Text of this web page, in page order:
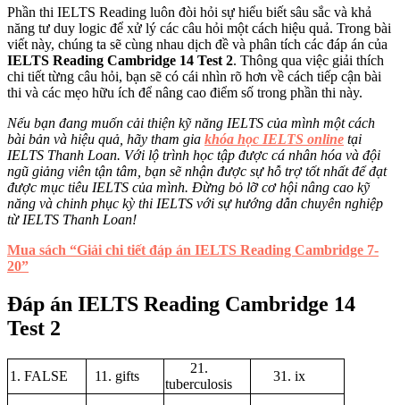
Phần thi IELTS Reading luôn đòi hỏi sự hiểu biết sâu sắc và khả
năng tư duy logic để xử lý các câu hỏi một cách hiệu quả. Trong bài
viết này, chúng ta sẽ cùng nhau dịch đề và phân tích các đáp án của
IELTS Reading Cambridge 14 Test 2. Thông qua việc giải thích
chi tiết từng câu hỏi, bạn sẽ có cái nhìn rõ hơn về cách tiếp cận bài
thi và các mẹo hữu ích để nâng cao điểm số trong phần thi này.
Nếu bạn đang muốn cải thiện kỹ năng IELTS của mình một cách
bài bản và hiệu quả, hãy tham gia khóa học IELTS online tại
IELTS Thanh Loan. Với lộ trình học tập được cá nhân hóa và đội
ngũ giảng viên tận tâm, bạn sẽ nhận được sự hỗ trợ tốt nhất để đạt
được mục tiêu IELTS của mình. Đừng bỏ lỡ cơ hội nâng cao kỹ
năng và chinh phục kỳ thi IELTS với sự hướng dẫn chuyên nghiệp
từ IELTS Thanh Loan!
Mua sách “Giải chi tiết đáp án IELTS Reading Cambridge 7-
20”
Đáp án IELTS Reading Cambridge 14
Test 2
1. FALSE 11. gifts
21.
tuberculosis
31. ix